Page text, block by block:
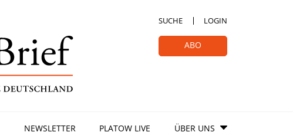
SUCHE LOGIN
ABO
NEWSLETTER PLATOW LIVE ÜBER UNS